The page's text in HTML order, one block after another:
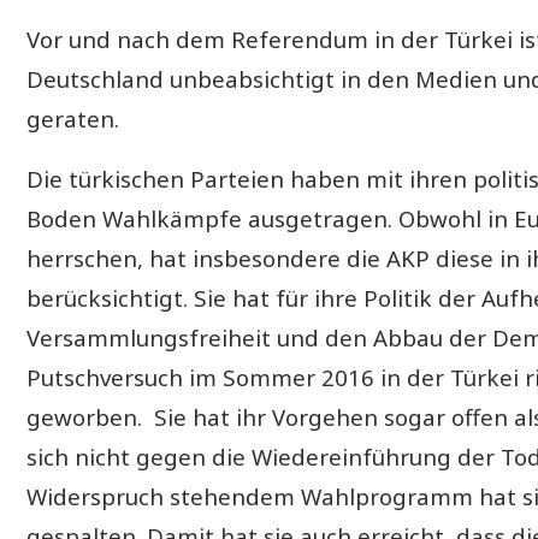
Vor und nach dem Referendum in der Türkei
Deutschland unbeabsichtigt in den Medien
geraten.
Die türkischen Parteien haben mit ihren
Boden Wahlkämpfe ausgetragen. Obwohl in
herrschen, hat insbesondere die AKP diese
berücksichtigt. Sie hat für ihre Politik der
Versammlungsfreiheit und den Abbau der
Putschversuch im Sommer 2016 in der
geworben. Sie hat ihr Vorgehen sogar offen
sich nicht gegen die Wiedereinführung der
Widerspruch stehendem Wahlprogramm hat